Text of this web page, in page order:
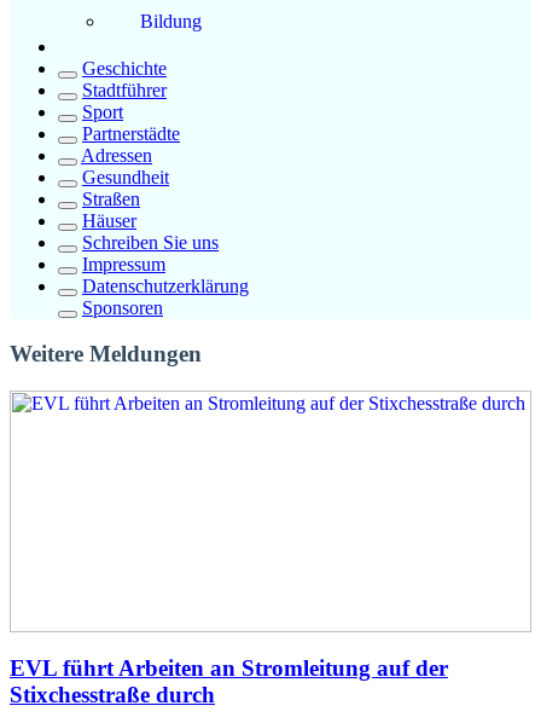
Bildung
Geschichte
Stadtführer
Sport
Partnerstädte
Adressen
Gesundheit
Straßen
Häuser
Schreiben Sie uns
Impressum
Datenschutzerklärung
Sponsoren
Weitere Meldungen
EVL führt Arbeiten an Stromleitung auf der
Stixchesstraße durch